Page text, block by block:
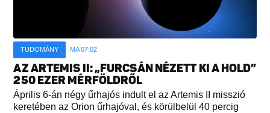
TUDOMÁNY MA 07:02
AZ ARTEMIS II: „FURCSÁN NÉZETT KI A HOLD”
250 EZER MÉRFÖLDRŐL
Április 6-án négy űrhajós indult el az Artemis II misszió
keretében az Orion űrhajóval, és körülbelül 40 percig